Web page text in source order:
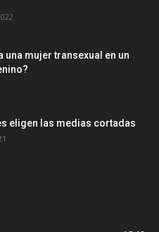
una mujer transexual en un
eligen las medias cortadas